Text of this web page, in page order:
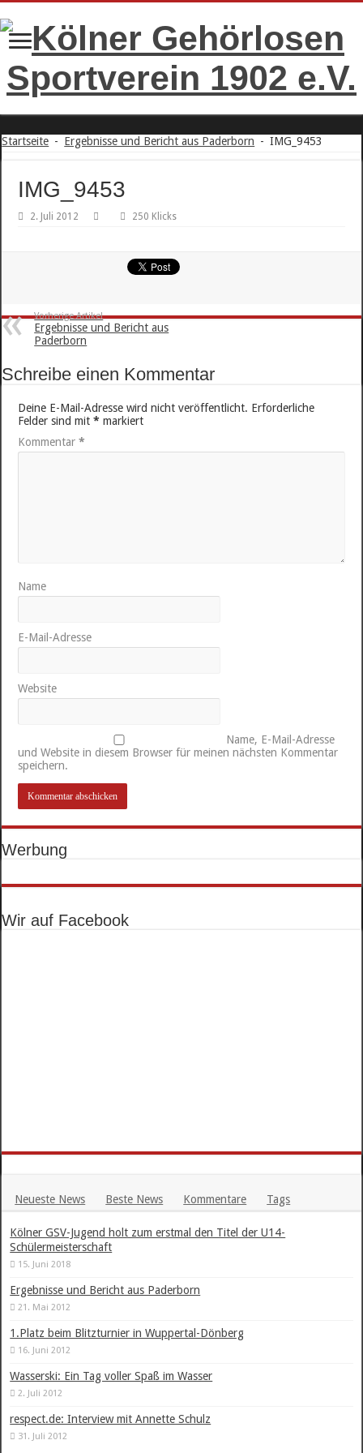
Startseite - Ergebnisse und Bericht aus Paderborn - IMG_9453
IMG_9453
2. Juli 2012 250 Klicks
Vorherige Artikel
Ergebnisse und Bericht aus
Paderborn
Schreibe einen Kommentar
Deine E-Mail-Adresse wird nicht veröffentlicht. Erforderliche
Felder sind mit* markiert
Kommentar*
Name
E-Mail-Adresse
Website
Name, E-Mail-Adresse
und Website in diesem Browser für meinen nächsten Kommentar
speichern.
Werbung
Wir auf Facebook
Neueste News Beste News Kommentare Tags
Kölner GSV-Jugend holt zum erstmal den Titel der U14-
Schülermeisterschaft
15. Juni 2018
Ergebnisse und Bericht aus Paderborn
21. Mai 2012
1.Platz beim Blitzturnier in Wuppertal-Dönberg
16. Juni 2012
Wasserski: Ein Tag voller Spaß im Wasser
2. Juli 2012
respect.de: Interview mit Annette Schulz
31. Juli 2012